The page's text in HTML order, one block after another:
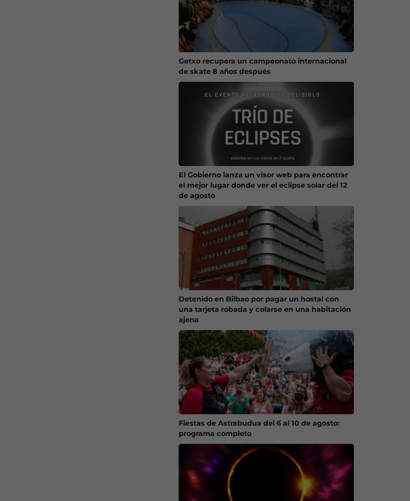
Getxo recupera un campeonato internacional
de skate 8 años después
El Gobierno lanza un visor web para encontrar
el mejor lugar donde ver el eclipse solar del 12
de agosto
Detenido en Bilbao por pagar un hostal con
una tarjeta robada y colarse en una habitación
ajena
Fiestas de Astrabudua del 6 al 10 de agosto:
programa completo